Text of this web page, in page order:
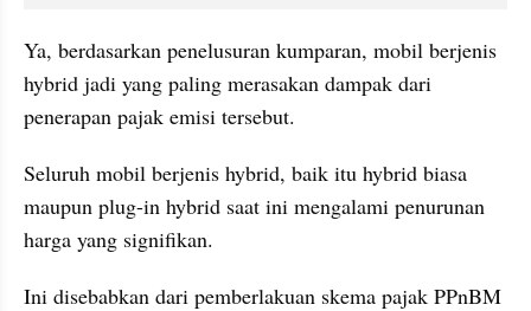
Ya, berdasarkan penelusuran kumparan, mobil berjenis
hybrid jadi yang paling merasakan dampak dari
penerapan pajak emisi tersebut.
Seluruh mobil berjenis hybrid, baik itu hybrid biasa
maupun plug-in hybrid saat ini mengalami penurunan
harga yang signifikan.
Ini disebabkan dari pemberlakuan skema pajak PPnBM